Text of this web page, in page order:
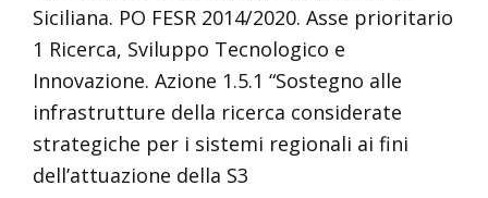
Siciliana. PO FESR 2014/2020. Asse prioritario
1 Ricerca, Sviluppo Tecnologico e
Innovazione. Azione 1.5.1 “Sostegno alle
infrastrutture della ricerca considerate
strategiche per i sistemi regionali ai fini
dell’attuazione della S3